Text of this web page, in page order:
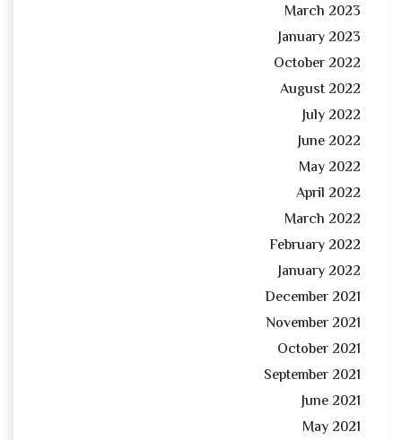
March 2023
January 2023
October 2022
August 2022
July 2022
June 2022
May 2022
April 2022
March 2022
February 2022
January 2022
December 2021
November 2021
October 2021
September 2021
June 2021
May 2021